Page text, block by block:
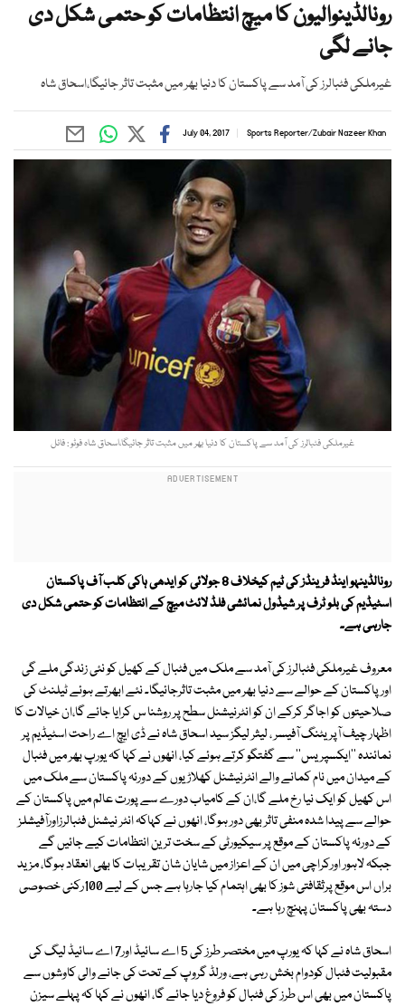
رونالڈینوالیون کا میچ انتظامات کو حتمی شکل دی
جانے لگی
غیرملکی فٹبالرز کی آمد سے پاکستان کا دنیا بھر میں مثبت تاثر جائیگا،اسحاق شاہ
Sports Reporter/Zubair Nazeer Khan
July 04, 2017
غیرملکی فٹبالرز کی آمد سے پاکستان کا دنیا بھر میں مثبت تاثر جائیگا،اسحاق شاہ فوٹو : فائل
رونالڈینہو اینڈ فرینڈز کی ٹیم کیخلاف 8 جولائی کو ایدھی ہاکی کلب آف پاکستان
اسٹیڈیم کی بلو ٹرف پر شیڈول نمائشی فلڈ لائٹ میچ کے انتظامات کو حتمی شکل دی
جارہی ہے۔
معروف غیرملکی فٹبالرز کی آمد سے ملک میں فٹبال کے کھیل کو نئی زندگی ملے گی
اورپاکستان کے حوالے سے دنیا بھر میں مثبت تاثرجائیگا۔ نئے ابھرتے ہوئے ٹیلنٹ کی
صلاحیتوں کو اجاگر کرکے ان کو انٹرنیشنل سطح پر روشنا س کرایا جائے گا،ان خیالات کا
اظہار چیف آپریٹنگ آفیسر ، لیثر لیگز سید اسحاق شاہ نے ڈی ایچ اے راحت اسٹیڈیم پر
نمائندہ ''ایکسپریس'' سے گفتگو کرتے ہوئے کیا، انھوں نے کہا کہ یورپ بھر میں فٹبال
کے میدان میں نام کمانے والے انٹرنیشنل کھلاڑیوں کے دورئہ پاکستان سے ملک میں
اس کھیل کو ایک نیا رخ ملے گا،ان کے کامیاب دورے سے پورت عالم میں پاکستان کے
حوالے سے پیدا شدہ منفی تاثر بھی دور ہوگا، انھوں نے کہاکہ انٹر نیشنل فٹبالرزاورآفیشلز
کے دورئہ پاکستان کے موقع پر سیکیورٹی کے سخت ترین انتظامات کیے جائیں گے
جبکہ لاہور اورکراچی میں ان کے اعزاز میں شایان شان تقریبات کا بھی انعقاد ہوگا، مزید
براں اس موقع پرثقافتی شوز کا بھی اہتمام کیا جارہا ہے جس کے لیے 100رکنی خصوصی
دستہ بھی پاکستان پہنچ رہا ہے۔
اسحاق شاہ نے کہا کہ یورپ میں مختصر طرز کی 5 اے سائیڈ اور7 اے سائیڈ لیگ کی
مقبولیت فٹبال کودوام بخش رہی ہے، ورلڈ گروپ کے تحت کی جانے والی کاوشوں سے
پاکستان میں بھی اس طرز کی فٹبال کو فروغ دیا جائے گا، انھوں نے کہا کہ پہلے سیزن